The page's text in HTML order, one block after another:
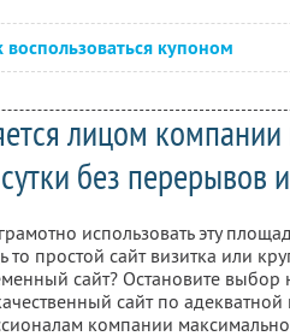
воспользоваться купоном
лицом
сутки без перерывов
использовать эту
то простой сайт визитка или
сайт? Остановите выбор
сайт по
компании